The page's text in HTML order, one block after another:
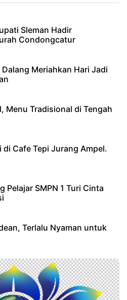
Sleman Hadir
Condongcatur
Meriahkan Hari Jadi
Menu Tradisional di Tengah
Cafe Tepi Jurang Ampel.
Pelajar SMPN 1 Turi Cinta
Terlalu Nyaman untuk